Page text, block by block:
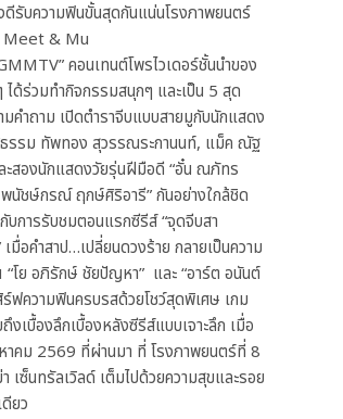
ดีรับความฟินขั้นสุดกันแน่นโรงภาพยนตร์
Meet & Mu
คอนเทนต์โพรไวเดอร์ชั้นนำของ
ด้ร่วมทำกิจกรรมสนุกๆ และเป็น 5 สุด
คำถาม เปิดตำราจีบแบบสายมูกับนักแสดง
ธรรม ทัพทอง สุวรรณระกานนท์, แม็ค ณัฐ
สองนักแสดงวัยรุ่นฝีมือดี “อั๋น ณภัทร
นัชษ์กรณ์ ฤกษ์ศิริอารี” กันอย่างใกล้ชิด
บการรับชมตอนแรกซีรีส์ “จุดจีบสา
อคำสาป…เปลี่ยนดวงร้าย กลายเป็นความ
“โย อภิรักษ์ ชัยปัญหา” และ “อาร์ต อนันต์
ฟความฟินครบรสด้วยโชว์สุดพิเศษ เกม
งเบื้องลึกเบื้องหลังซีรีส์แบบเจาะลึก เมื่อ
คม 2569 ที่ผ่านมา ที่ โรงภาพยนตร์ที่ 8
เซ็นทรัลเวิลด์ เต็มไปด้วยความสุขและรอย
ยว